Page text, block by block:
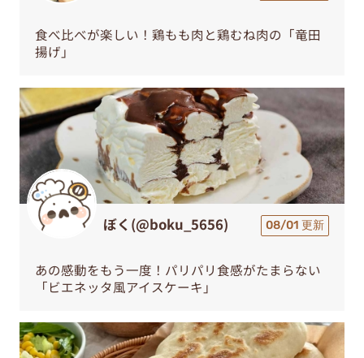
食べ比べが楽しい！鶏もも肉と鶏むね肉の「竜田
揚げ」
ぼく(@boku_5656) 08/01 更新
あの感動をもう一度！パリパリ食感がたまらない
「ビエネッタ風アイスケーキ」